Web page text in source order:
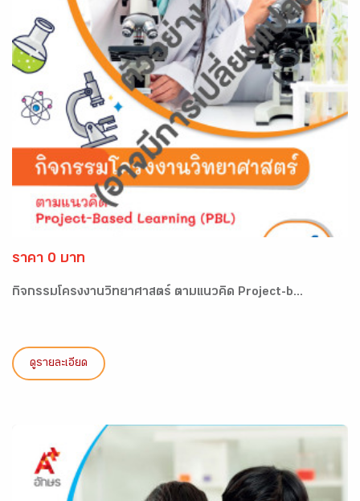
ราคา 0 บาท
กิจกรรมโครงงานวิทยาศาสตร์ ตามแนวคิด Project-b...
ดูรายละเอียด